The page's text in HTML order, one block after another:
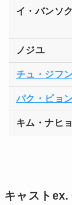
イ・バンソク
ノジユ
チュ・ジフン
パク・ビョ
キム・ナヒ
キャストex.